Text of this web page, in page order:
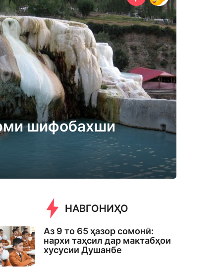
шифобахши
НАВГОНИҲО
Аз 9 то 65 ҳазор сомонӣ:
нархи таҳсил дар мактабҳои
хусусии Душанбе